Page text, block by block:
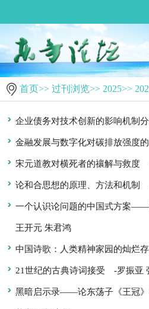
首页>> 过刊浏览>> 2025>>
企业债务对技术创新的影响机
金融发展与数字化对碳排放强
宋元道教对横死者的禳解与救度
论和合思想的原理、方法和机制
一个认识论问题的中国式方案
王开元 朱君鸿
中国诗歌：人类精神家园的灿
21世纪的古典诗词接受-罗振亚
黑暗启示录——论东荡子《王冠